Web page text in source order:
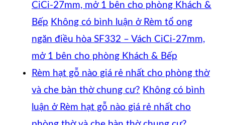
CiCi-27mm, mở 1 bên cho phòng Khách &
Bếp Không có bình luận ở Rèm tổ ong
ngăn điều hòa SF332 – Vách CiCi-27mm,
mở 1 bên cho phòng Khách & Bếp
Rèm hạt gỗ nào giá rẻ nhất cho phòng thờ
và che bàn thờ chung cư? Không có bình
luận ở Rèm hạt gỗ nào giá rẻ nhất cho